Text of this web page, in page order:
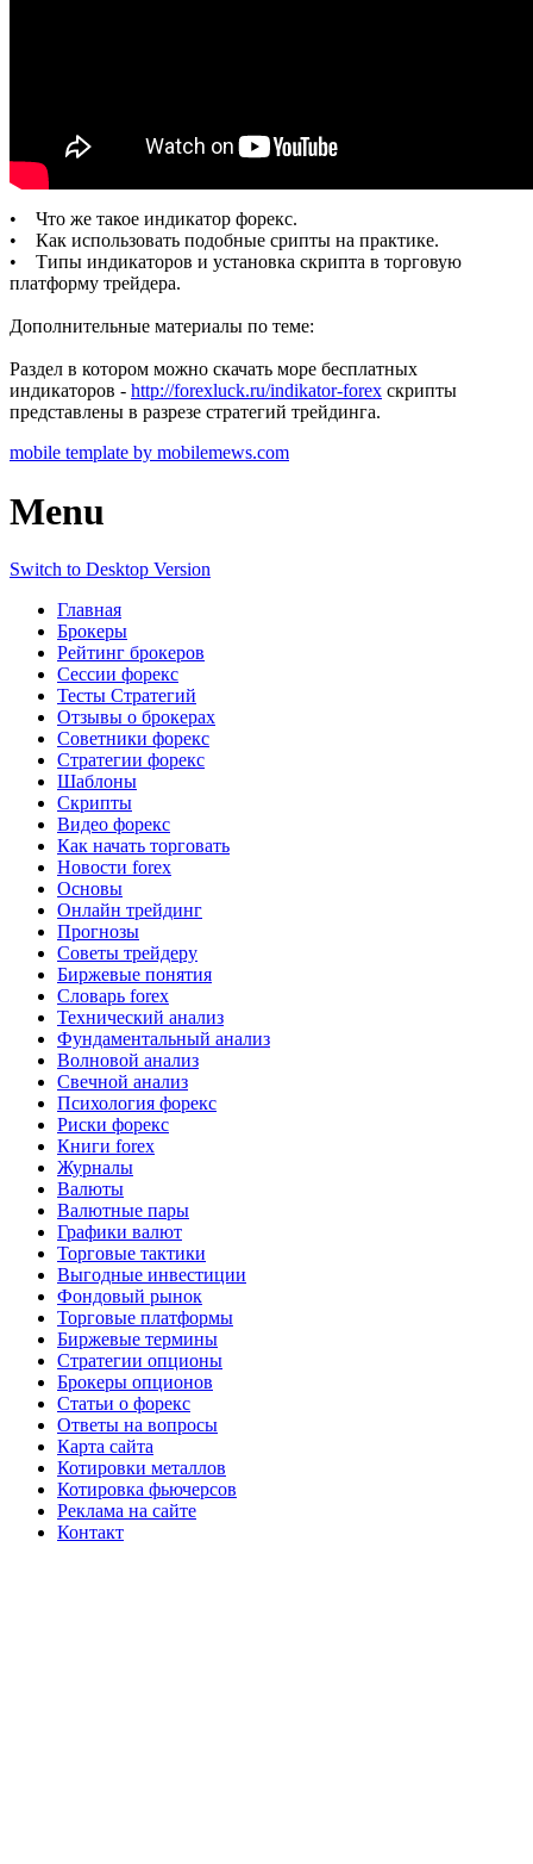
• Что же такое индикатор форекс.
• Как использовать подобные срипты на практике.
• Типы индикаторов и установка скрипта в торговую
платформу трейдера.
Дополнительные материалы по теме:
Раздел в котором можно скачать море бесплатных
индикаторов - http://forexluck.ru/indikator-forex скрипты
представлены в разрезе стратегий трейдинга.
mobile template by mobilemews.com
Menu
Switch to Desktop Version
Главная
Брокеры
Рейтинг брокеров
Сессии форекс
Тесты Стратегий
Отзывы о брокерах
Советники форекс
Стратегии форекс
Шаблоны
Скрипты
Видео форекс
Как начать торговать
Новости forex
Основы
Онлайн трейдинг
Прогнозы
Советы трейдеру
Биржевые понятия
Словарь forex
Технический анализ
Фундаментальный анализ
Волновой анализ
Свечной анализ
Психология форекс
Риски форекс
Книги forex
Журналы
Валюты
Валютные пары
Графики валют
Торговые тактики
Выгодные инвестиции
Фондовый рынок
Торговые платформы
Биржевые термины
Стратегии опционы
Брокеры опционов
Статьи о форекс
Ответы на вопросы
Карта сайта
Котировки металлов
Котировка фьючерсов
Реклама на сайте
Контакт